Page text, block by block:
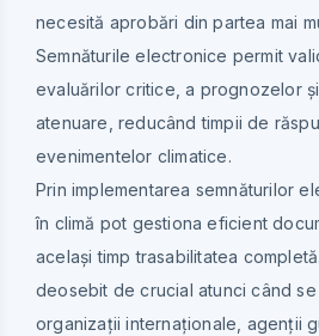
necesită aprobări din partea mai
Semnăturile electronice permit
evaluărilor critice, a prognozelor
atenuare, reducând timpii de
evenimentelor climatice.
Prin implementarea semnăturilor
în climă pot gestiona eficient
același timp trasabilitatea
deosebit de crucial atunci când
organizații internaționale, agenții